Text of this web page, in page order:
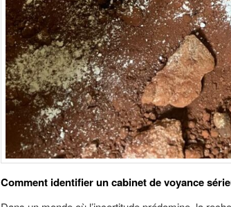
Comment identifier un cabinet de voyance